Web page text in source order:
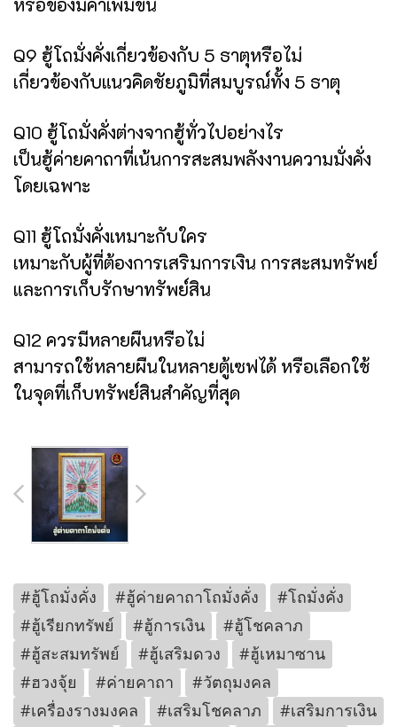
Q9 ฮู้โถมั่งคั่งเกี่ยวข้องกับ 5 ธาตุหรือไม่
เกี่ยวข้องกับแนวคิดชัยภูมิที่สมบูรณ์ทั้ง 5 ธาตุ
Q10 ฮู้โถมั่งคั่งต่างจากฮู้ทั่วไปอย่างไร
เป็นฮู้ค่ายคาถาที่เน้นการสะสมพลังงานความมั่งคั่ง
โดยเฉพาะ
Q11 ฮู้โถมั่งคั่งเหมาะกับใคร
เหมาะกับผู้ที่ต้องการเสริมการเงิน การสะสมทรัพย์
และการเก็บรักษาทรัพย์สิน
Q12 ควรมีหลายผืนหรือไม่
สามารถใช้หลายผืนในหลายตู้เซฟได้ หรือเลือกใช้
ในจุดที่เก็บทรัพย์สินสำคัญที่สุด
#ฮู้โถมั่งคั่ง #ฮู้ค่ายคาถาโถมั่งคั่ง
#โถมั่งคั่ง
#ฮู้เรียกทรัพย์
#ฮู้การเงิน
#ฮู้โชคลาภ
#ฮู้สะสมทรัพย์
#ฮู้เสริมดวง
#ฮู้เหมาซาน
#ฮวงจุ้ย
#ค่ายคาถา
#วัตถุมงคล
#เครื่องรางมงคล
#เสริมโชคลาภ
#เสริมการเงิน